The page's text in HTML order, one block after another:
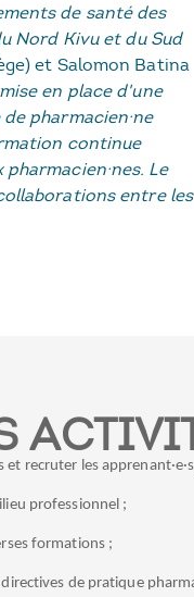
de santé des
Nord Kivu et du Sud
et Salomon Batina
en place d'une
pharmacien·ne
continue
Le
entre les
recruter les
professionnel ;
formations ;
de pratique